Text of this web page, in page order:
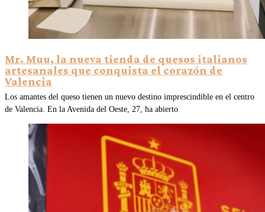
Mr. Muu, la nueva tienda de quesos italianos
artesanales que conquista el corazón de
Valencia
Los amantes del queso tienen un nuevo destino imprescindible en el centro
de Valencia. En la Avenida del Oeste, 27, ha abierto